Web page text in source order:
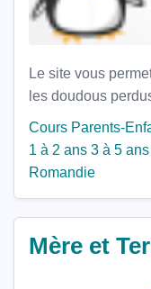
Le site vous
les doudous
Cours Parents-
1 à 2 ans 3 à 5 ans
Romandie
Mère et